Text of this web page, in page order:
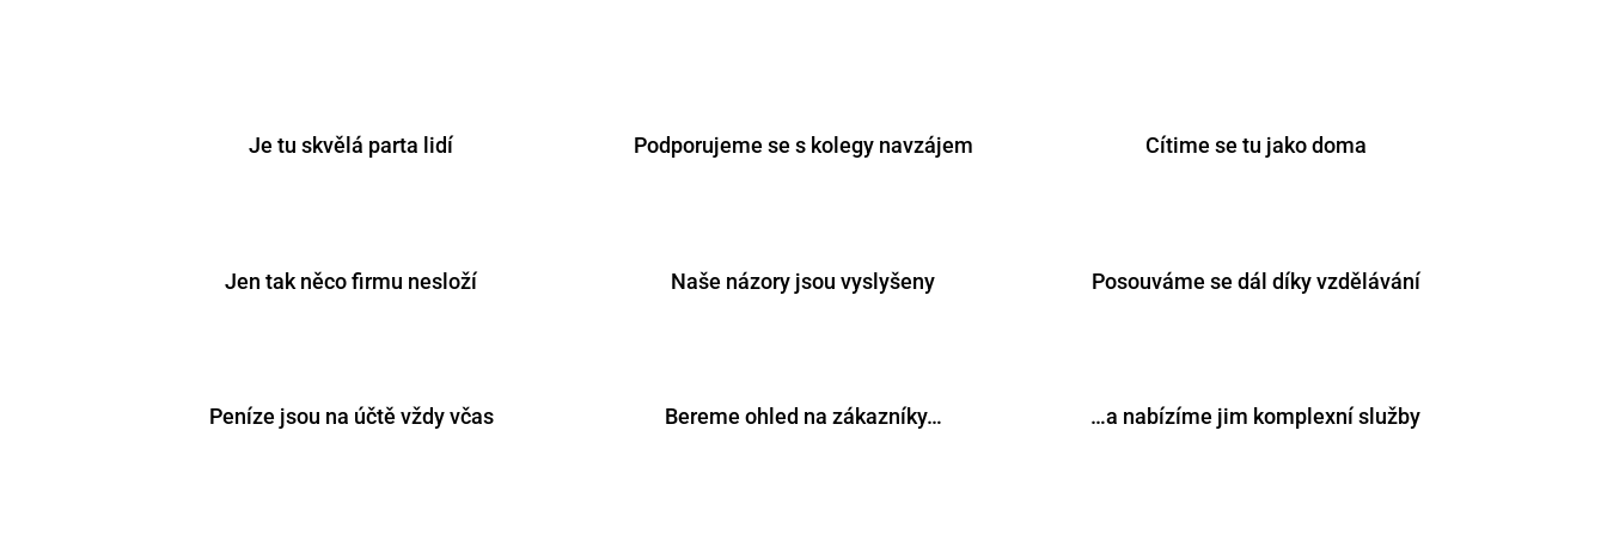
Je tu skvělá parta lidí Podporujeme se s kolegy navzájem Cítime se tu jako doma
Jen tak něco firmu nesloží Naše názory jsou vyslyšeny Posouváme se dál díky vzdělávání
Peníze jsou na účtě vždy včas Bereme ohled na zákazníky… …a nabízíme jim komplexní služby